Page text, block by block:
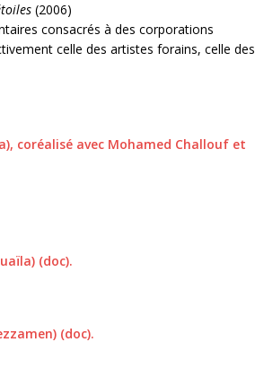
(2006)
consacrés à des corporations
celle des artistes forains, celle des
coréalisé avec Mohamed Challouf et
(doc).
(doc).